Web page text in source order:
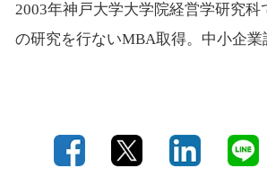
2003年神戸大学大学院経営学研究科
の研究を行ないMBA取得。中小企業